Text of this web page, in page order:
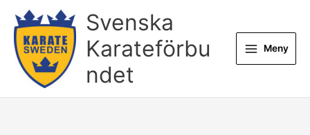
innehåll
Svenska
Karateförbu
ndet
Meny